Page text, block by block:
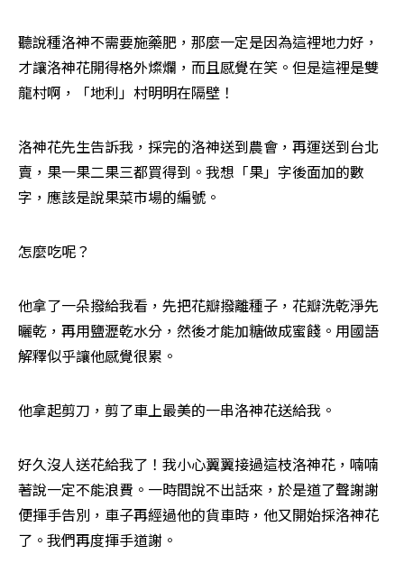
聽說種洛神不需要施藥肥，那麼一定是因為這裡地力好，
才讓洛神花開得格外燦爛，而且感覺在笑。但是這裡是雙
龍村啊，「地利」村明明在隔壁！
洛神花先生告訴我，採完的洛神送到農會，再運送到台北
賣，果一果二果三都買得到。我想「果」字後面加的數
字，應該是說果菜市場的編號。
怎麼吃呢？
他拿了一朵撥給我看，先把花瓣撥離種子，花瓣洗乾淨先
曬乾，再用鹽瀝乾水分，然後才能加糖做成蜜餞。用國語
解釋似乎讓他感覺很累。
他拿起剪刀，剪了車上最美的一串洛神花送給我。
好久沒人送花給我了！我小心翼翼接過這枝洛神花，喃喃
著說一定不能浪費。一時間說不出話來，於是道了聲謝謝
便揮手告別，車子再經過他的貨車時，他又開始採洛神花
了。我們再度揮手道謝。